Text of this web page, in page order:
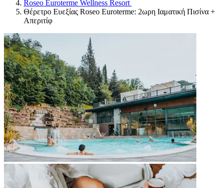
Roseo Euroterme Wellness Resort
Θέρετρο Ευεξίας Roseo Euroterme: 2ωρη Ιαματική Πισίνα +
Απεριτίφ